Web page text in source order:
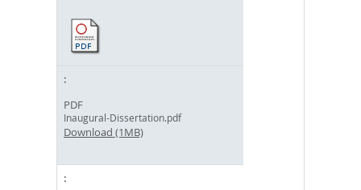
PDF
Inaugural-Dissertation.pdf
Download (1MB)